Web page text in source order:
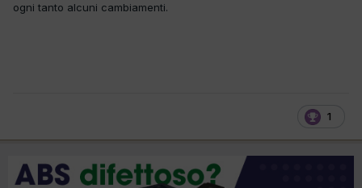
ogni tanto alcuni cambiamenti.
1